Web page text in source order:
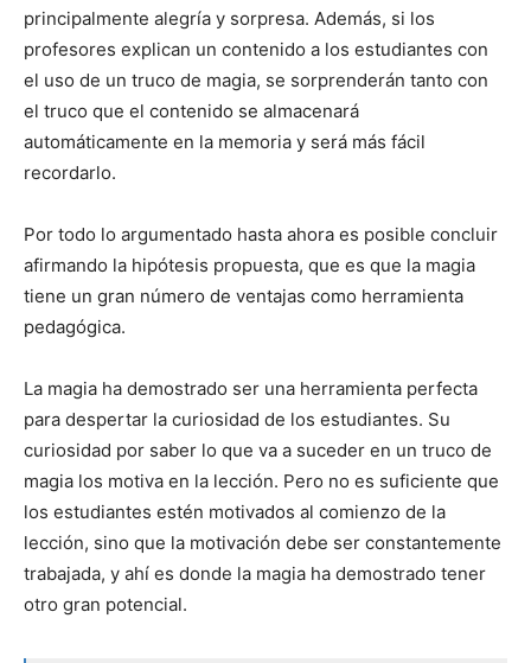
principalmente alegría y sorpresa. Además, si los
profesores explican un contenido a los estudiantes con
el uso de un truco de magia, se sorprenderán tanto con
el truco que el contenido se almacenará
automáticamente en la memoria y será más fácil
recordarlo.
Por todo lo argumentado hasta ahora es posible concluir
afirmando la hipótesis propuesta, que es que la magia
tiene un gran número de ventajas como herramienta
pedagógica.
La magia ha demostrado ser una herramienta perfecta
para despertar la curiosidad de los estudiantes. Su
curiosidad por saber lo que va a suceder en un truco de
magia los motiva en la lección. Pero no es suficiente que
los estudiantes estén motivados al comienzo de la
lección, sino que la motivación debe ser constantemente
trabajada, y ahí es donde la magia ha demostrado tener
otro gran potencial.